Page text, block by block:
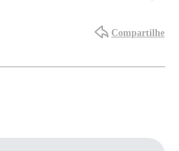
Compartilhe